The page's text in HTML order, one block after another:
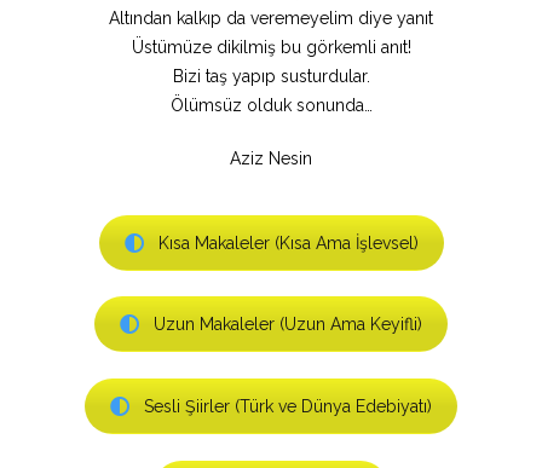
Altından kalkıp da veremeyelim diye yanıt
Üstümüze dikilmiş bu görkemli anıt!
Bizi taş yapıp susturdular.
Ölümsüz olduk sonunda…
Aziz Nesin
Kısa Makaleler (Kısa Ama İşlevsel)
Uzun Makaleler (Uzun Ama Keyifli)
Sesli Şiirler (Türk ve Dünya Edebiyatı)